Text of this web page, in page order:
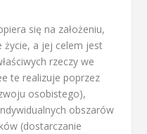
się na założeniu,
życie, a jej celem jest
rzeczy we
te realizuje poprzez
osobistego),
obszarów
(dostarczanie